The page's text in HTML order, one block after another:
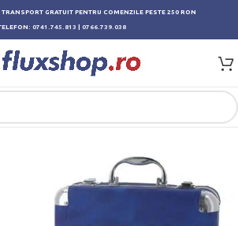
GRATUIT PENTRU COMENZILE PESTE 250 RON
0741.745.813 0766.739.038